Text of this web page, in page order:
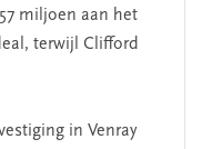
miljoen aan het
terwijl Clifford
in Venray